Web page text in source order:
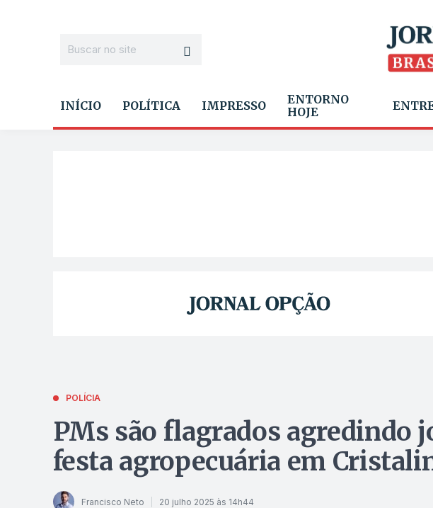
INÍCIO POLÍTICA IMPRESSO
ENTORNO
HOJE
POLÍCIA
PMs são flagrados agredindo
festa agropecuária em
Francisco Neto 20 julho 2025 às 14h44